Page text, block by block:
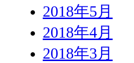
2018年5月
2018年4月
2018年3月